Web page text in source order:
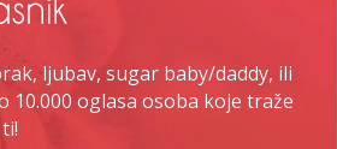
ljubav, sugar baby/daddy, ili
10.000 oglasa osoba koje traže